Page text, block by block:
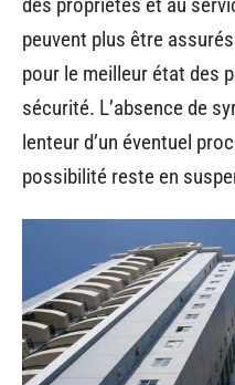
peuvent plus être
pour le meilleur état des
sécurité. L’absence de
lenteur d’un éventuel
possibilité reste en